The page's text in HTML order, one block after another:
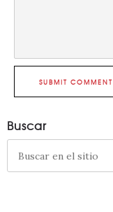
SUBMIT COMMENT
Buscar